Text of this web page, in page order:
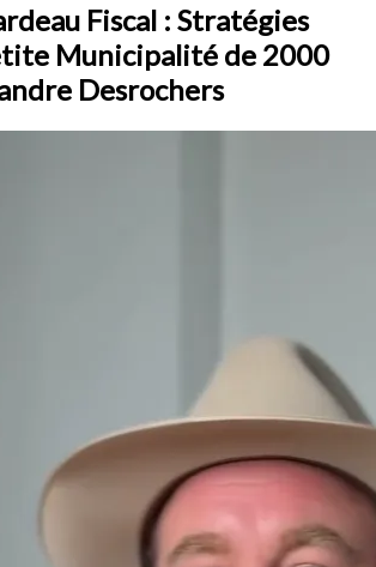
Fiscal : Stratégies
Municipalité de 2000
Desrochers